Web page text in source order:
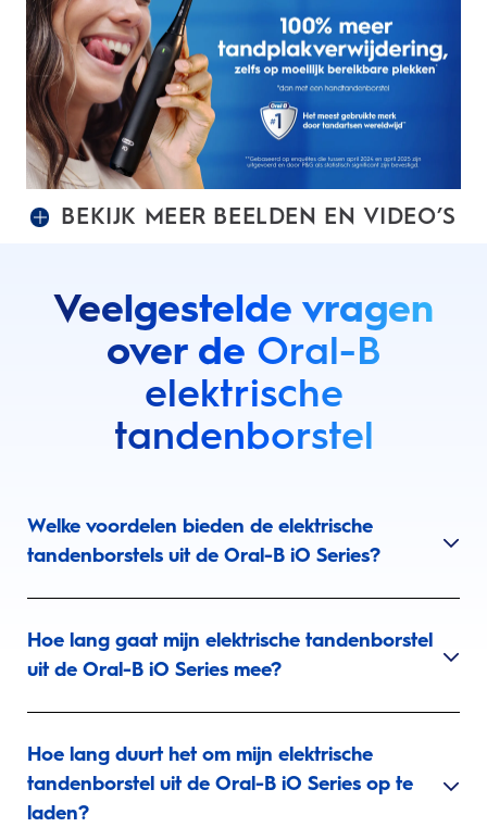
BEKIJK MEER BEELDEN EN VIDEO’S
Veelgestelde vragen
over de Oral-B
elektrische
tandenborstel
Welke voordelen bieden de elektrische
tandenborstels uit de Oral-B iO Series?
Hoe lang gaat mijn elektrische tandenborstel
uit de Oral-B iO Series mee?
Hoe lang duurt het om mijn elektrische
tandenborstel uit de Oral-B iO Series op te
laden?